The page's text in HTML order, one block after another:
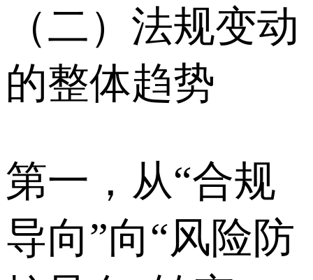
（二）法规变动
的整体趋势
第一，从“合规
导向”向“风险防